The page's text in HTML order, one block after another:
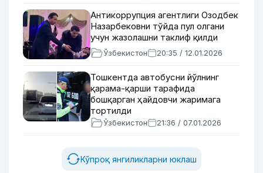
Антикоррупция агентлиги Озодбек
Назарбековни тўйда пул олгани
учун жазолашни таклиф қилди
Ўзбекистон 20:35 / 12.01.2026
Тошкентда автобусни йўлнинг
қарама-қарши тарафида
бошқарган ҳайдовчи жаримага
тортилди
Ўзбекистон 21:36 / 07.01.2026
Кўпроқ янгиликларни юклаш